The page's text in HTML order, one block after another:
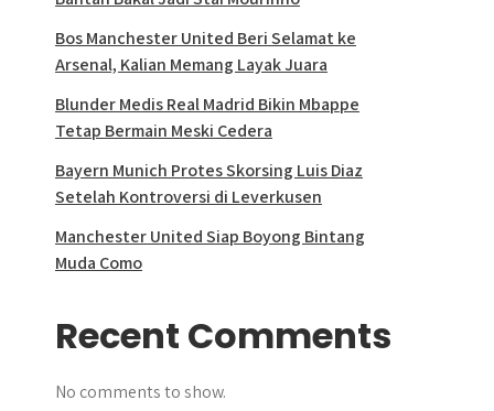
Bos Manchester United Beri Selamat ke
Arsenal, Kalian Memang Layak Juara
Blunder Medis Real Madrid Bikin Mbappe
Tetap Bermain Meski Cedera
Bayern Munich Protes Skorsing Luis Diaz
Setelah Kontroversi di Leverkusen
Manchester United Siap Boyong Bintang
Muda Como
Recent Comments
No comments to show.